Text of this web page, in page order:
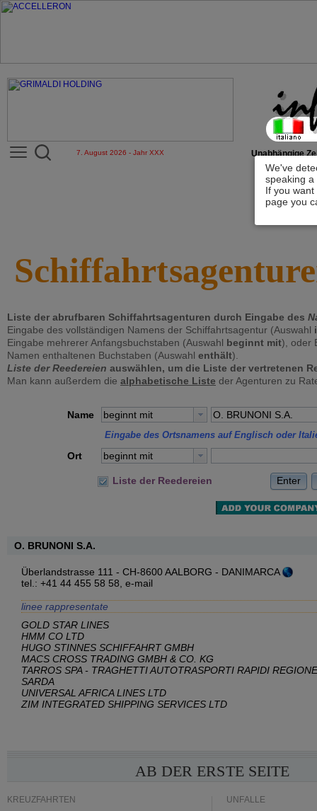
We've
speaking
If you
page you
7. August 2026 - Jahr XXX Unabhängige
Liste der abrufbaren Schiffahrtsagenturen durch Eingabe des
Eingabe des vollständigen Namens der Schiffahrtsagentur (Auswahl
Eingabe mehrerer Anfangsbuchstaben (Auswahl beginnt mit), oder
Namen enthaltenen Buchstaben (Auswahl enthält).
Liste der Reedereien auswählen, um die Liste der vertretenen
Man kann außerdem die alphabetische Liste der Agenturen zu
Name beginnt mit
Eingabe des Ortsnamens auf Englisch oder
Ort beginnt mit
Liste der Reedereien Enter
O. BRUNONI S.A.
Überlandstrasse 111 - CH-8600 AALBORG - DANIMARCA
tel.: +41 44 455 58 58, e-mail
linee rappresentate
GOLD STAR LINES
HMM CO LTD
HUGO STINNES SCHIFFAHRT GMBH
MACS CROSS TRADING GMBH & CO. KG
TARROS SPA - TRAGHETTI AUTOTRASPORTI RAPIDI
SARDA
UNIVERSAL AFRICA LINES LTD
ZIM INTEGRATED SHIPPING SERVICES LTD
AB DER ERSTE SEITE
KREUZFAHRTEN UNFÄLLE